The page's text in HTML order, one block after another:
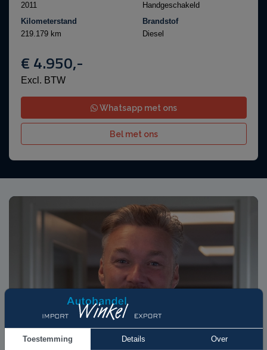
2011
Handgeschakeld
Kilometerstand
219.179 km
Brandstof
Diesel
€ 4.950,-
Excl. BTW
Whatsapp met ons
Bel met ons
Toestemming Details Over